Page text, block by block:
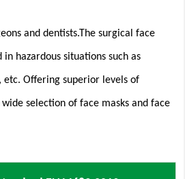
and dentists.The surgical face
in hazardous situations such as
etc. Offering superior levels of
selection of face masks and face